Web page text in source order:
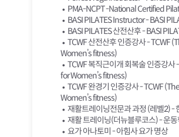
PMA-NCPT -National Certified
BASI PILATES Instructor - BASI
BASI PILATES 산전산후 - BASI
TCWF 산전산후 인증강사 - TCWF
Women’s fitness)
TCWF 복직근이개 회복술 인증강사
for Women’s fitness)
TCWF 완경기 인증강사 - TCWF
Women’s fitness)
재활트레이닝전문과 과정 (레벨2) -
재활 트레이닝(더뉴블루코스) - 운
요가 아나토미 - 아힘사 요가 명상